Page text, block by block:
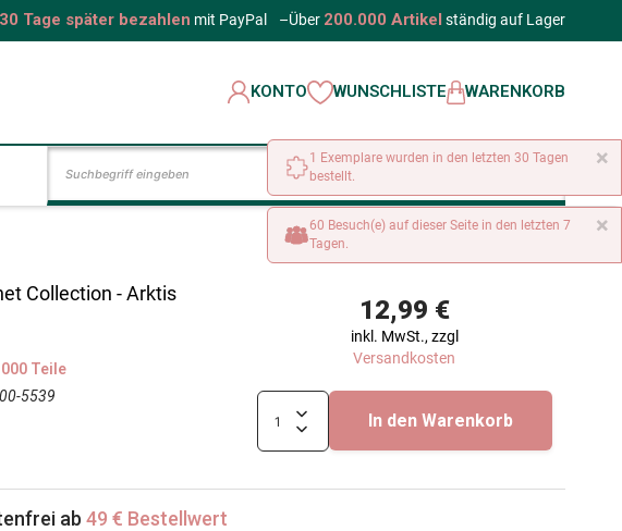
30 Tage später bezahlen mit PayPal –Über 200.000 Artikel ständig auf Lager
KONTO WUNSCHLISTE WARENKORB
Collection - Arktis
Teile
5539
12,99 €
inkl. MwSt., zzgl
Versandkosten
In den Warenkorb
ab 49 € Bestellwert
×
1 Exemplare wurden in den letzten 30 Tagen
bestellt.
×
60 Besuch(e) auf dieser Seite in den letzten 7
Tagen.